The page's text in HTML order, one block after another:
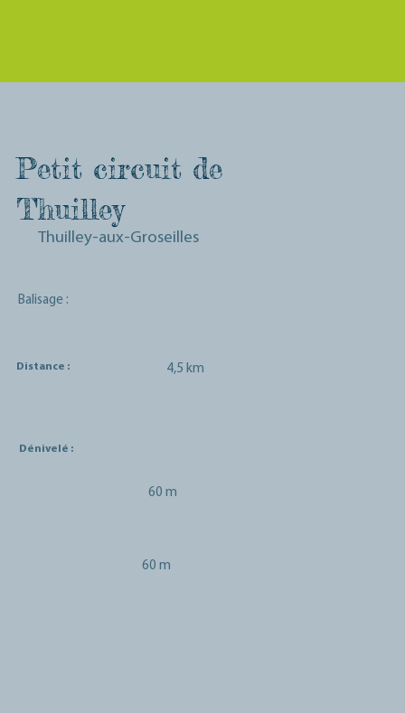
Petit circuit de
Thuilley
Thuilley-aux-Groseilles
Distance : 4,5 km
Balisage :
60 m
60 m
Dénivelé :